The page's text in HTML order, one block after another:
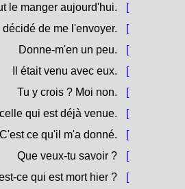
le manger aujourd'hui.
[
décidé de me l'envoyer.
[
Donne-m'en un peu.
[
Il était venu avec eux.
[
Tu y crois ? Moi non.
[
qui est déjà venue.
[
C'est ce qu'il m'a donné.
[
Que veux-tu savoir ?
[
ce qui est mort hier ?
[